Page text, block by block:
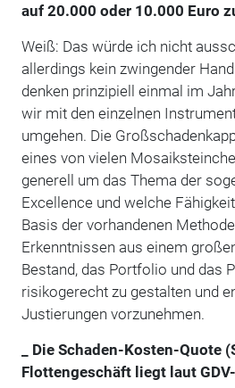
auf 20.000 oder 10.000 Euro
Weiß: Das würde ich nicht
allerdings kein zwingender
denken prinzipiell einmal im
wir mit den einzelnen
umgehen. Die
eines von vielen
generell um das Thema der
Excellence und welche
Basis der vorhandenen
Erkenntnissen aus einem
Bestand, das Portfolio und das
risikogerecht zu gestalten und
Justierungen vorzunehmen.
_ Die Schaden-Kosten-Quote
Flottengeschäft liegt laut